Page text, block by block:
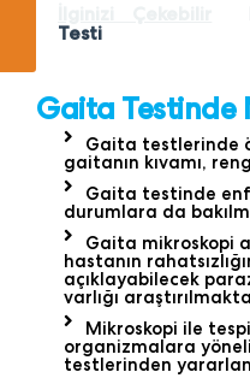
Testi
Gaita Testinde
Gaita testlerinde
gaitanın kıvamı,
Gaita testinde
durumlara da
Gaita mikroskopi
hastanın
açıklayabilecek
varlığı
Mikroskopi ile
organizmalara
testlerinden